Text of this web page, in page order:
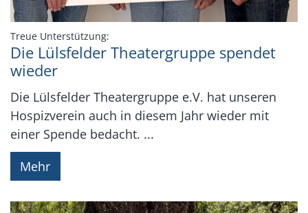
Treue Unterstützung:
Die Lülsfelder Theatergruppe spendet
wieder
Die Lülsfelder Theatergruppe e.V. hat unseren
Hospizverein auch in diesem Jahr wieder mit
einer Spende bedacht. ...
Mehr